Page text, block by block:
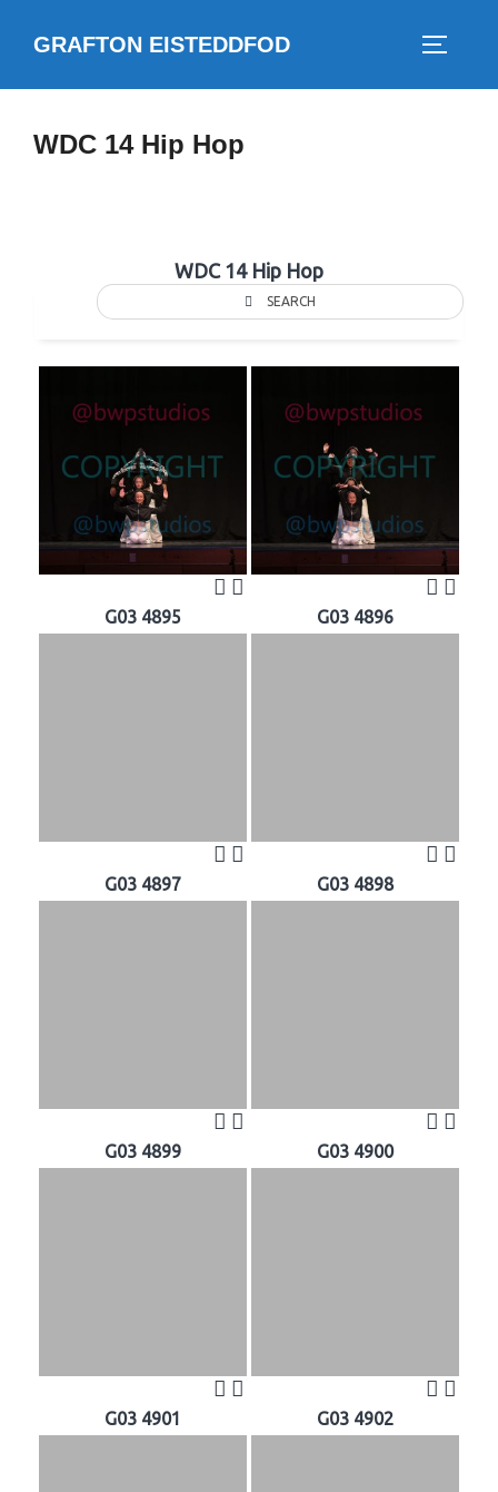
GRAFTON EISTEDDFOD
WDC 14 Hip Hop
WDC 14 Hip Hop
SEARCH
G03 4895 G03 4896
G03 4897 G03 4898
G03 4899 G03 4900
G03 4901 G03 4902